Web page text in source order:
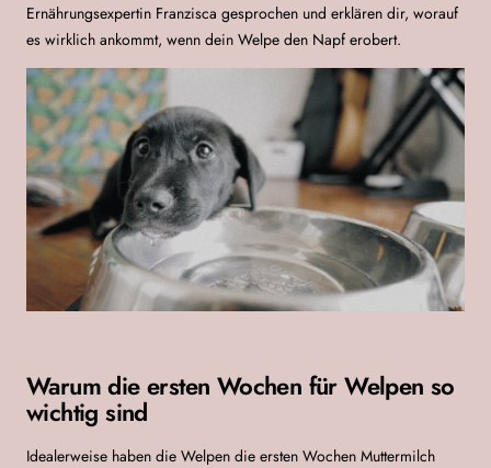
Ernährungsexpertin Franzisca gesprochen und erklären dir, worauf
es wirklich ankommt, wenn dein Welpe den Napf erobert.
Warum die ersten Wochen für Welpen so
wichtig sind
Idealerweise haben die Welpen die ersten Wochen Muttermilch